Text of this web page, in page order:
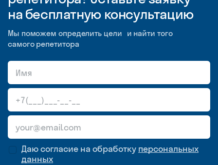
на бесплатную консультацию
Мы поможем определить цели и найти того
самого репетитора
Даю согласие на обработку персональных
данных